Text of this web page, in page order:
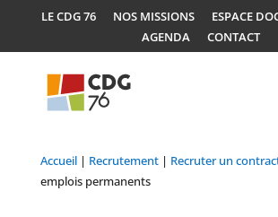
LE CDG 76 NOS MISSIONS
ESPACE
AGENDA
CONTACT
Accueil| Recrutement| Recruter un
emplois permanents